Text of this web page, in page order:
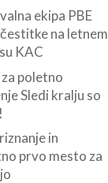
ekipa PBE
na letnem
KAC
poletno
Sledi kralju so
in
prvo mesto za